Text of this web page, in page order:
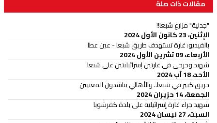
مقالات ذات صلة
"جدلية" مزارع شبعا!!
الإثنين، 23 كانون الأول 2024
بالفيديو: غارة تستهدف طريق شبعا - عين عطا
الأربعاء، 09 تشرين الأول 2024
شهيد وجرحى في غارتين إسرائيليتين على شبعا
الأحد، 18 آب 2024
حريق كبير في شبعا.. والأهالي يناشدون المعنيين
الجمعة، 14 حزيران 2024
شهيد جراء غارة إسرائيلية على بلدة كفرشوبا
السبت، 27 نيسان 2024